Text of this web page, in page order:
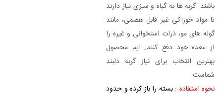
باشند. گربه ها به گیاه و سبزی نیاز دارند
تا مواد خوراکی غیر قابل هضمی، مانند
گوله های مو، ذرات استخوانی و غیره را
از معده خود دفع کنند. ایم محصول
بهترین انتخاب برای نیاز گربه دلبند
شماست.
نحوه استفاده :بسته را باز کرده و حدود